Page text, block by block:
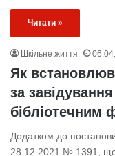
Читати »
Шкільне життя
Як
за
бібліотечним
Додатком до постанови
28.12.2021 № 1391, що